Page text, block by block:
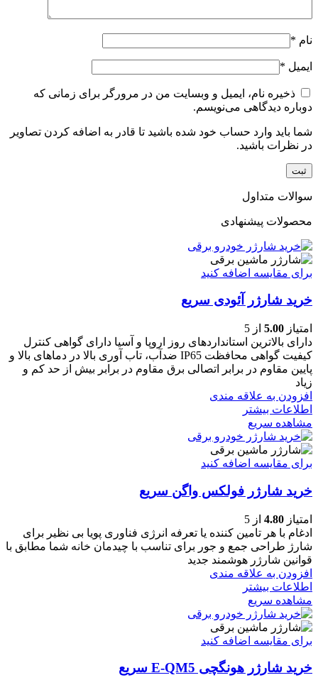
نام *
ایمیل *
ذخیره نام، ایمیل و وبسایت من در مرورگر برای زمانی که
دوباره دیدگاهی می‌نویسم.
شما باید وارد حساب خود شده باشید تا قادر به اضافه کردن تصاویر
در نظرات باشید.
سوالات متداول
محصولات پیشنهادی
برای مقایسه اضافه کنید
خرید شارژر آئودی سریع
امتیاز 5.00 از 5
دارای بالاترین استانداردهای روز اروپا و آسیا دارای گواهی کنترل
کیفیت گواهی محافظت IP65 ضدآب، تاب آوری بالا در دماهای بالا و
پایین مقاوم در برابر اتصالی برق مقاوم در برابر بیش از حد کم و
زیاد
افزودن به علاقه مندی
اطلاعات بیشتر
مشاهده سریع
برای مقایسه اضافه کنید
خرید شارژر فولکس واگن سریع
امتیاز 4.80 از 5
ادغام با هر تامین کننده یا تعرفه انرژی فناوری پویا بی نظیر برای
شارژ طراحی جمع و جور برای تناسب با چیدمان خانه شما مطابق با
قوانین شارژر هوشمند جدید
افزودن به علاقه مندی
اطلاعات بیشتر
مشاهده سریع
برای مقایسه اضافه کنید
خرید شارژر هونگچی E-QM5 سریع